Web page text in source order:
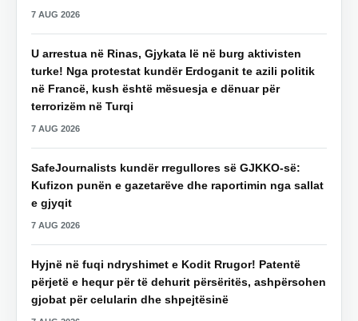
7 AUG 2026
U arrestua në Rinas, Gjykata lë në burg aktivisten
turke! Nga protestat kundër Erdoganit te azili politik
në Francë, kush është mësuesja e dënuar për
terrorizëm në Turqi
7 AUG 2026
SafeJournalists kundër rregullores së GJKKO-së:
Kufizon punën e gazetarëve dhe raportimin nga sallat
e gjyqit
7 AUG 2026
Hyjnë në fuqi ndryshimet e Kodit Rrugor! Patentë
përjetë e hequr për të dehurit përsëritës, ashpërsohen
gjobat për celularin dhe shpejtësinë